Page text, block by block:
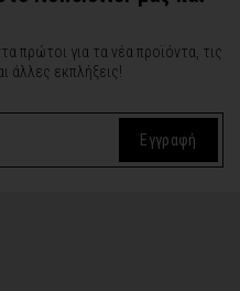
πρώτοι για τα νέα προϊόντα, τις
άλλες εκπλήξεις!
Εγγραφή